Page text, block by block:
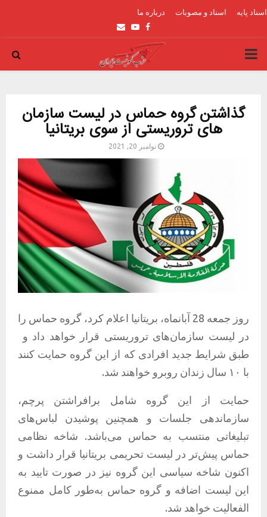
اسناد پایه اسناد و مصوبات درباره ما
Facebook
Youtube
Email
PRIMARY
گذاشتن گروه حماس در لیست سازمان
های تروریستی از سوی بریتانیا
نوامبر 20, 2021
روز جمعه 28 آبانماه، بریتانیا اعلام کرد، گروه حماس را
در لیست سازمان‌های تروریستی قرار خواهد داد و
طبق شرایط جدید افرادی که از این گروه حمایت کنند
با ۱۰ سال زندان روبرو خواهند شد.
حمایت از این گروه شامل برافراشتن پرچم،
سازماندهی جلسات و همچنین پوشیدن لباس‌های
تبلیغاتی منتسب به حماس می‌باشد. شاخه نظامی
حماس پیش‌تر در لیست تحریمی بریتانیا قرار داشت و
اکنون شاخه سیاسی این گروه نیز در صورت تایید به
این لیست اضافه و گروه حماس به‌طور کامل ممنوع
الفعالیت خواهد شد.